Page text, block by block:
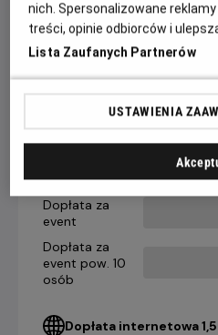
CENNIK
Kobiet
Dopłata za
event
Dopłata za
event pow. 10
osób
21,90 ZŁ
Dopłata internetowa
nich. Spersonalizowane
treści, opinie odbiorców i
Lista Zaufanych Partnerów
USTAWIENIA